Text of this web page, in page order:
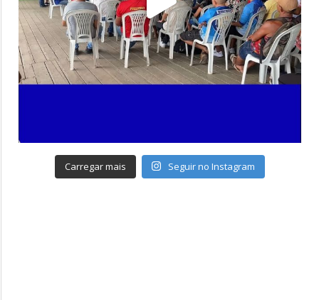
Carregar mais Seguir no Instagram